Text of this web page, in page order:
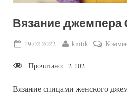
Вязание джемпера
Posted
19.02.2022 By
knitik
Прочитано: 2 102
Вязание спицами женского